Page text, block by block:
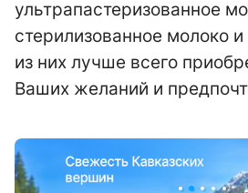
ультрапастеризованное
стерилизованное молоко
из них лучше всего
Ваших желаний и